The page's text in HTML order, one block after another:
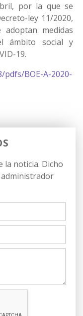
por la que se
ley 11/2020,
medidas
ámbito social y
19.
BOE-A-2020-
la noticia. Dicho